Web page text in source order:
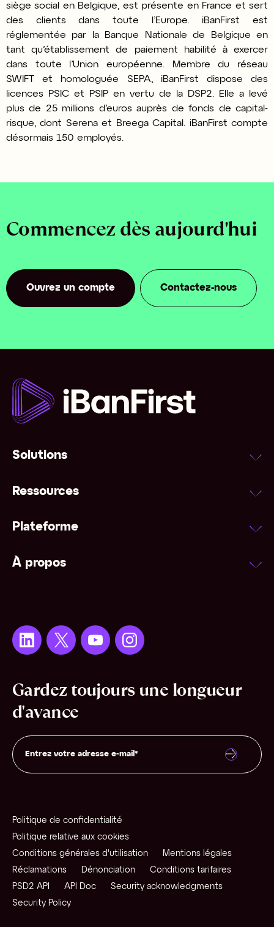
siège social en Belgique, est présente en France et sert
des clients dans toute l’Europe. iBanFirst est
réglementée par la Banque Nationale de Belgique en
tant qu’établissement de paiement habilité à exercer
dans toute l’Union européenne. Membre du réseau
SWIFT et homologuée SEPA, iBanFirst dispose des
licences PSIC et PSIP en vertu de la DSP2. Elle a levé
plus de 25 millions d’euros auprès de fonds de capital-
risque, dont Serena et Breega Capital. iBanFirst compte
désormais 150 employés.
Commencez dès aujourd'hui
Ouvrez un compte Contactez-nous
Solutions
Ressources
Plateforme
À propos
Gardez toujours une longueur
d'avance
Politique de confidentialité
Politique relative aux cookies
Conditions générales d'utilisation Mentions légales
Réclamations Dénonciation Conditions tarifaires
PSD2 API API Doc Security acknowledgments
Security Policy